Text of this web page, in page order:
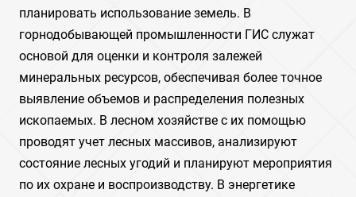
планировать использование земель. В
горнодобывающей промышленности ГИС служат
основой для оценки и контроля залежей
минеральных ресурсов, обеспечивая более точное
выявление объемов и распределения полезных
ископаемых. В лесном хозяйстве с их помощью
проводят учет лесных массивов, анализируют
состояние лесных угодий и планируют мероприятия
по их охране и воспроизводству. В энергетике